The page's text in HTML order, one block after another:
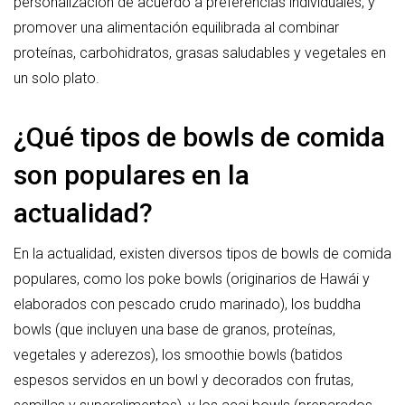
promover una alimentación equilibrada al combinar
proteínas, carbohidratos, grasas saludables y vegetales en
un solo plato.
¿Qué tipos de bowls de comida
son populares en la
actualidad?
En la actualidad, existen diversos tipos de bowls de comida
populares, como los poke bowls (originarios de Hawái y
elaborados con pescado crudo marinado), los buddha
bowls (que incluyen una base de granos, proteínas,
vegetales y aderezos), los smoothie bowls (batidos
espesos servidos en un bowl y decorados con frutas,